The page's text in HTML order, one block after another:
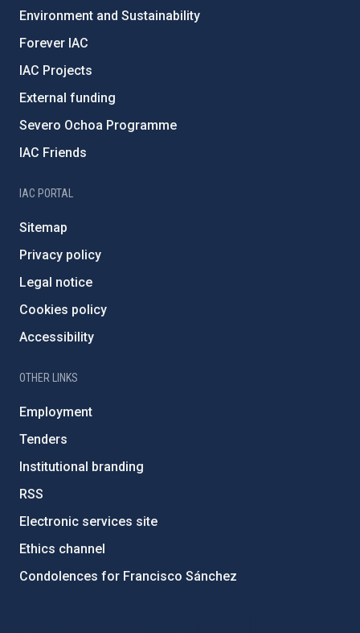
Environment and Sustainability
Forever IAC
IAC Projects
External funding
Severo Ochoa Programme
IAC Friends
IAC PORTAL
Sitemap
Privacy policy
Legal notice
Cookies policy
Accessibility
OTHER LINKS
Employment
Tenders
Institutional branding
RSS
Electronic services site
Ethics channel
Condolences for Francisco Sánchez